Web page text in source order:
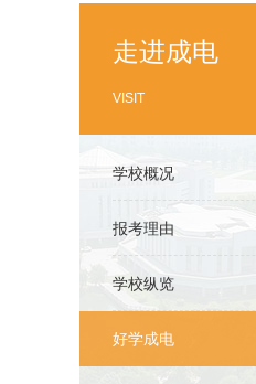
走进成电
VISIT
学校概况
报考理由
学校纵览
好学成电